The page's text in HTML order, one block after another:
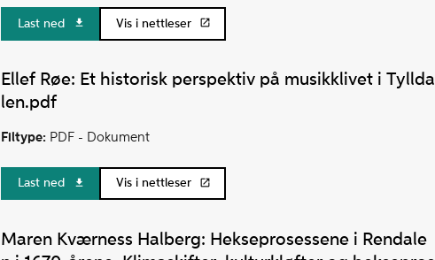
Last ned Vis i nettleser
Ellef Røe: Et historisk perspektiv på musikklivet i Tyllda
len.pdf
Filtype: PDF - Dokument
Last ned Vis i nettleser
Maren Kværness Halberg: Hekseprosessene i Rendale